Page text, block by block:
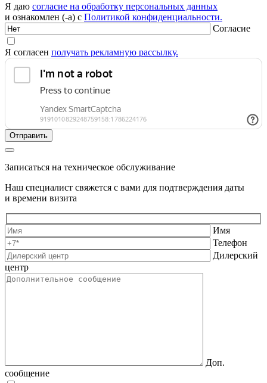
Я даю согласие на обработку персональных данных
и ознакомлен (-а) с Политикой конфиденциальности.
Согласие
Я согласен получать рекламную рассылку.
Записаться на техническое обслуживание
Наш специалист свяжется с вами для подтверждения даты
и времени визита
Имя
Телефон
Дилерский
центр
Доп.
сообщение